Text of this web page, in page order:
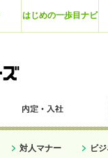
はじめの一歩目ナビ
対人マナー ビ